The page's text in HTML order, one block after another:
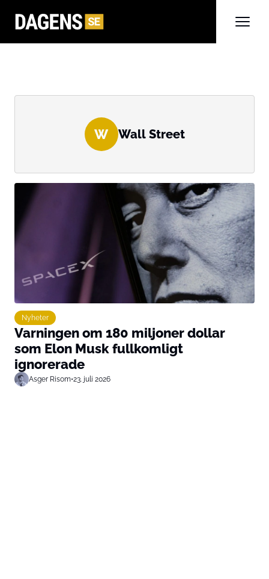
W Wall Street
Nyheter
Varningen om 180 miljoner dollar
som Elon Musk fullkomligt
ignorerade
Asger Risom•23. juli 2026